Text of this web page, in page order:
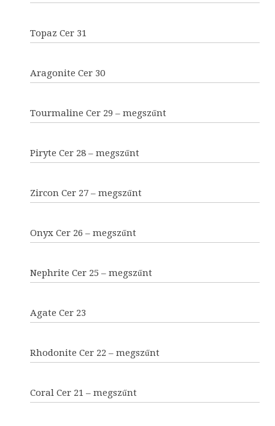
Topaz Cer 31
Aragonite Cer 30
Tourmaline Cer 29 – megszűnt
Piryte Cer 28 – megszűnt
Zircon Cer 27 – megszűnt
Onyx Cer 26 – megszűnt
Nephrite Cer 25 – megszűnt
Agate Cer 23
Rhodonite Cer 22 – megszűnt
Coral Cer 21 – megszűnt